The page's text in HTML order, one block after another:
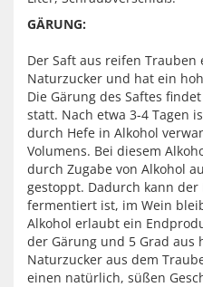
GÄRUNG:
Der Saft aus reifen Trauben
Naturzucker und hat ein
Die Gärung des Saftes
statt. Nach etwa 3-4 Tagen
durch Hefe in Alkohol
Volumens. Bei diesem
durch Zugabe von Alkohol
gestoppt. Dadurch kann
fermentiert ist, im Wein
Alkohol erlaubt ein
der Gärung und 5 Grad aus
Naturzucker aus dem
einen natürlich, süßen